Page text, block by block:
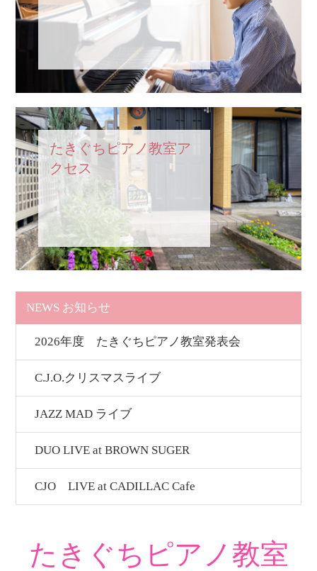
たきぐちピアノ教室ア
クセス
NEWS お知らせ
2026年度 たきぐちピアノ教室発表会
C.J.O.クリスマスライブ
JAZZ MAD ライブ
DUO LIVE at BROWN SUGER
CJO LIVE at CADILLAC Cafe
たきぐちピアノ教室